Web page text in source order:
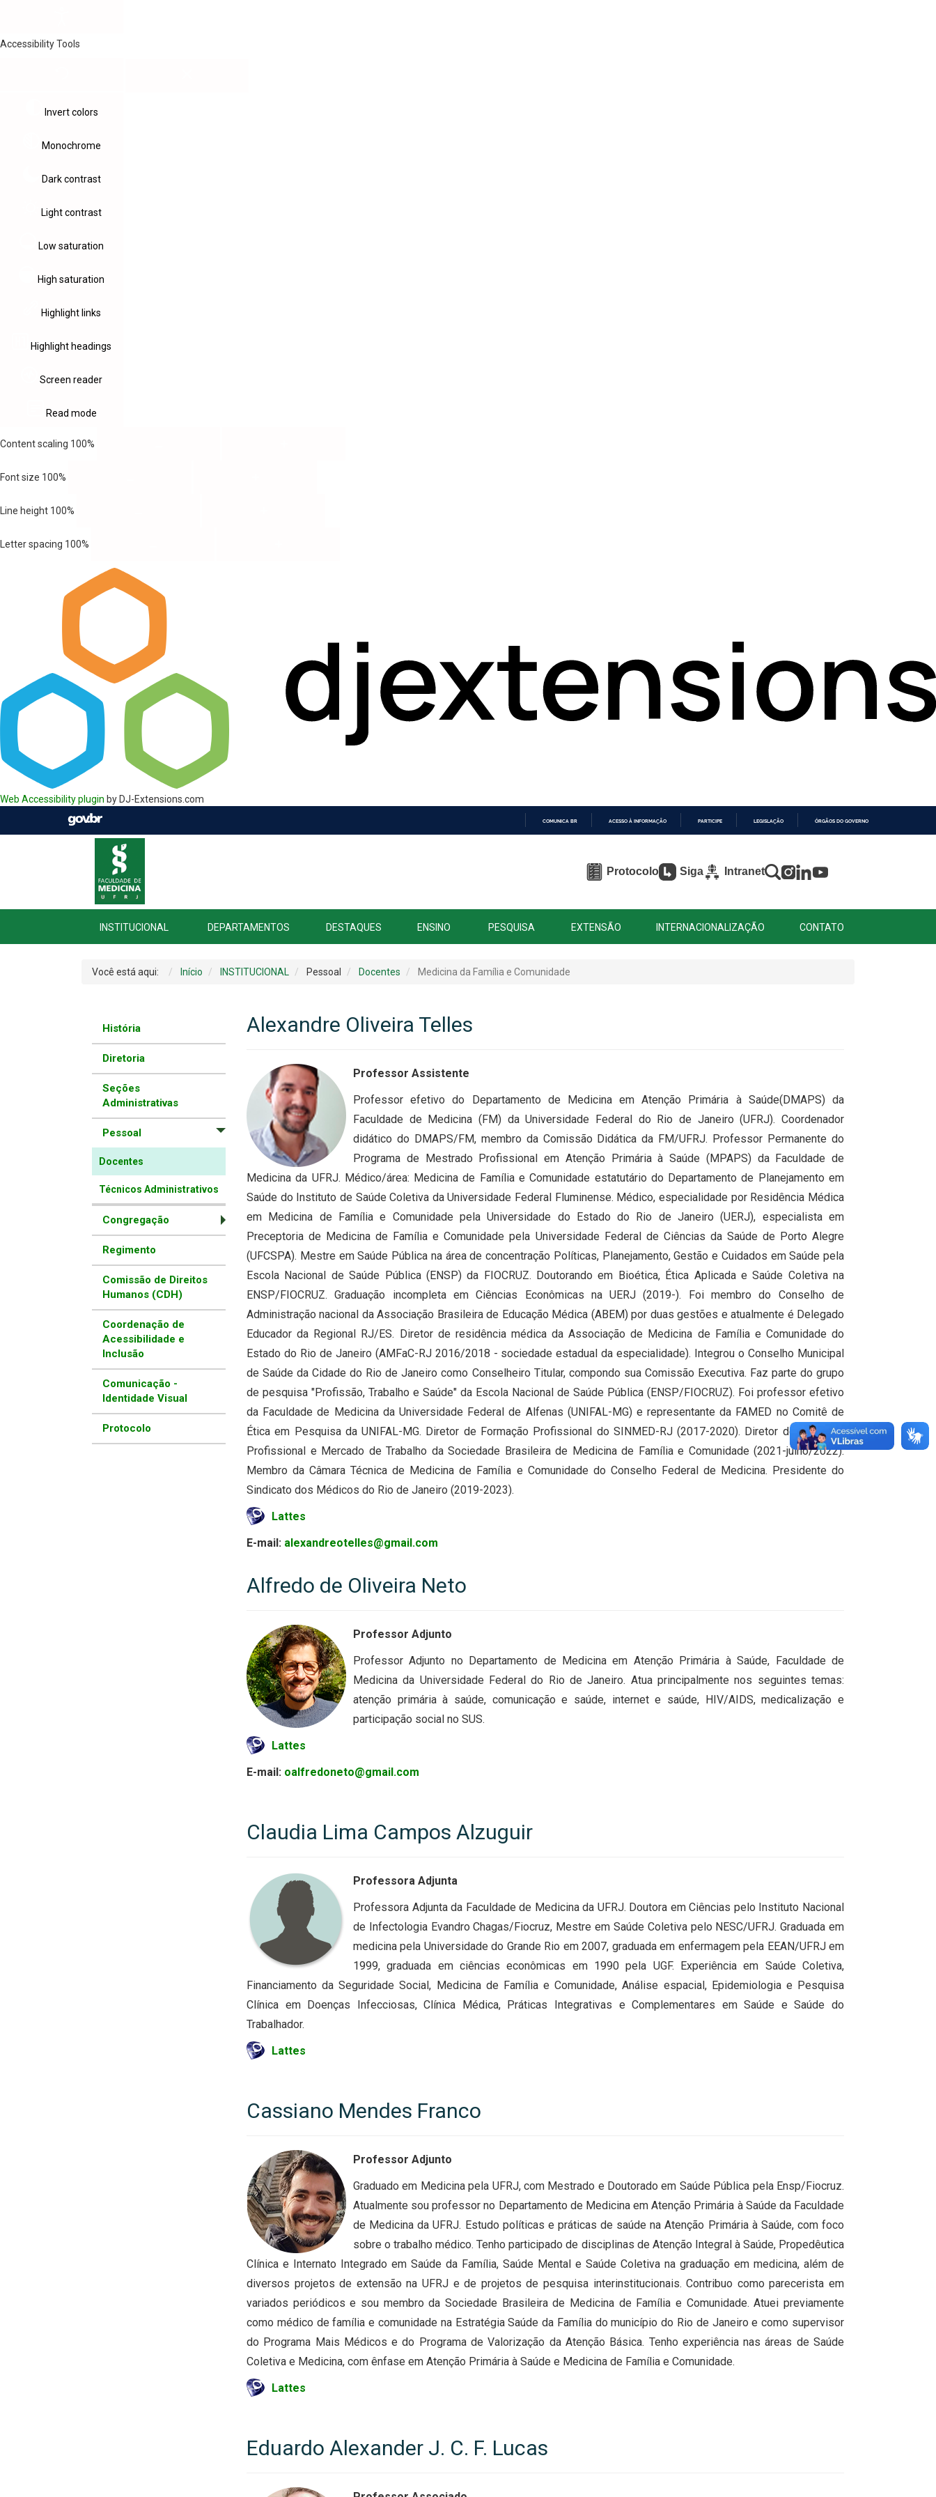
Accessibility Tools
Invert colors
Monochrome
Dark contrast
Light contrast
Low saturation
High saturation
Highlight links
Highlight headings
Screen reader
Read mode
Content scaling 100%
Font size 100%
Line height 100%
Letter spacing 100%
Web Accessibility plugin by DJ-Extensions.com
COMUNICA BR ACESSO À INFORMAÇÃO PARTICIPE LEGISLAÇÃO ÓRGÃOS DO GOVERNO
Protocolo Siga Intranet
INSTITUCIONAL DEPARTAMENTOS DESTAQUES ENSINO PESQUISA EXTENSÃO INTERNACIONALIZAÇÃO CONTATO
Você está aqui: Início INSTITUCIONAL Pessoal Docentes Medicina da Família e Comunidade
História
Diretoria
Seções
Administrativas
Pessoal
Docentes
Técnicos Administrativos
Congregação
Regimento
Comissão de Direitos
Humanos (CDH)
Coordenação de
Acessibilidade e
Inclusão
Comunicação -
Identidade Visual
Protocolo
Alexandre Oliveira Telles
Professor Assistente
Professor efetivo do Departamento de Medicina em Atenção Primária à Saúde(DMAPS) da
Faculdade de Medicina (FM) da Universidade Federal do Rio de Janeiro (UFRJ). Coordenador
didático do DMAPS/FM, membro da Comissão Didática da FM/UFRJ. Professor Permanente do
Programa de Mestrado Profissional em Atenção Primária à Saúde (MPAPS) da Faculdade de
Medicina da UFRJ. Médico/área: Medicina de Família e Comunidade estatutário do Departamento de Planejamento em
Saúde do Instituto de Saúde Coletiva da Universidade Federal Fluminense. Médico, especialidade por Residência Médica
em Medicina de Família e Comunidade pela Universidade do Estado do Rio de Janeiro (UERJ), especialista em
Preceptoria de Medicina de Família e Comunidade pela Universidade Federal de Ciências da Saúde de Porto Alegre
(UFCSPA). Mestre em Saúde Pública na área de concentração Políticas, Planejamento, Gestão e Cuidados em Saúde pela
Escola Nacional de Saúde Pública (ENSP) da FIOCRUZ. Doutorando em Bioética, Ética Aplicada e Saúde Coletiva na
ENSP/FIOCRUZ. Graduação incompleta em Ciências Econômicas na UERJ (2019-). Foi membro do Conselho de
Administração nacional da Associação Brasileira de Educação Médica (ABEM) por duas gestões e atualmente é Delegado
Educador da Regional RJ/ES. Diretor de residência médica da Associação de Medicina de Família e Comunidade do
Estado do Rio de Janeiro (AMFaC-RJ 2016/2018 - sociedade estadual da especialidade). Integrou o Conselho Municipal
de Saúde da Cidade do Rio de Janeiro como Conselheiro Titular, compondo sua Comissão Executiva. Faz parte do grupo
de pesquisa "Profissão, Trabalho e Saúde" da Escola Nacional de Saúde Pública (ENSP/FIOCRUZ). Foi professor efetivo
da Faculdade de Medicina da Universidade Federal de Alfenas (UNIFAL-MG) e representante da FAMED no Comitê de
Ética em Pesquisa da UNIFAL-MG. Diretor de Formação Profissional do SINMED-RJ (2017-2020). Diretor de Exercício
Profissional e Mercado de Trabalho da Sociedade Brasileira de Medicina de Família e Comunidade (2021-julho/2022).
Membro da Câmara Técnica de Medicina de Família e Comunidade do Conselho Federal de Medicina. Presidente do
Sindicato dos Médicos do Rio de Janeiro (2019-2023).
Lattes
E-mail: alexandreotelles@gmail.com
Alfredo de Oliveira Neto
Professor Adjunto
Professor Adjunto no Departamento de Medicina em Atenção Primária à Saúde, Faculdade de
Medicina da Universidade Federal do Rio de Janeiro. Atua principalmente nos seguintes temas:
atenção primária à saúde, comunicação e saúde, internet e saúde, HIV/AIDS, medicalização e
participação social no SUS.
Lattes
E-mail: oalfredoneto@gmail.com
Claudia Lima Campos Alzuguir
Professora Adjunta
Professora Adjunta da Faculdade de Medicina da UFRJ. Doutora em Ciências pelo Instituto Nacional
de Infectologia Evandro Chagas/Fiocruz, Mestre em Saúde Coletiva pelo NESC/UFRJ. Graduada em
medicina pela Universidade do Grande Rio em 2007, graduada em enfermagem pela EEAN/UFRJ em
1999, graduada em ciências econômicas em 1990 pela UGF. Experiência em Saúde Coletiva,
Financiamento da Seguridade Social, Medicina de Família e Comunidade, Análise espacial, Epidemiologia e Pesquisa
Clínica em Doenças Infecciosas, Clínica Médica, Práticas Integrativas e Complementares em Saúde e Saúde do
Trabalhador.
Lattes
Cassiano Mendes Franco
Professor Adjunto
Graduado em Medicina pela UFRJ, com Mestrado e Doutorado em Saúde Pública pela Ensp/Fiocruz.
Atualmente sou professor no Departamento de Medicina em Atenção Primária à Saúde da Faculdade
de Medicina da UFRJ. Estudo políticas e práticas de saúde na Atenção Primária à Saúde, com foco
sobre o trabalho médico. Tenho participado de disciplinas de Atenção Integral à Saúde, Propedêutica
Clínica e Internato Integrado em Saúde da Família, Saúde Mental e Saúde Coletiva na graduação em medicina, além de
diversos projetos de extensão na UFRJ e de projetos de pesquisa interinstitucionais. Contribuo como parecerista em
variados periódicos e sou membro da Sociedade Brasileira de Medicina de Família e Comunidade. Atuei previamente
como médico de família e comunidade na Estratégia Saúde da Família do município do Rio de Janeiro e como supervisor
do Programa Mais Médicos e do Programa de Valorização da Atenção Básica. Tenho experiência nas áreas de Saúde
Coletiva e Medicina, com ênfase em Atenção Primária à Saúde e Medicina de Família e Comunidade.
Lattes
Eduardo Alexander J. C. F. Lucas